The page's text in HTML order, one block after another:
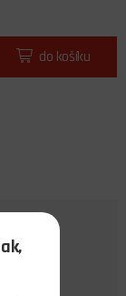
do košíku